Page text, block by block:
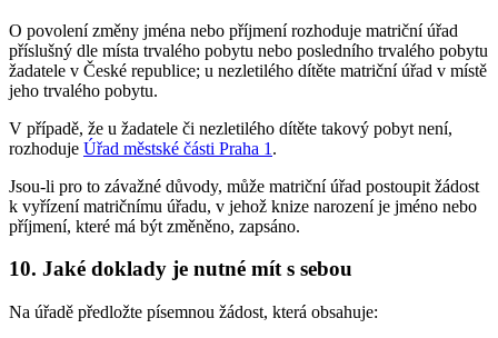
O povolení změny jména nebo příjmení rozhoduje matriční úřad
příslušný dle místa trvalého pobytu nebo posledního trvalého pobytu
žadatele v České republice; u nezletilého dítěte matriční úřad v místě
jeho trvalého pobytu.
V případě, že u žadatele či nezletilého dítěte takový pobyt není,
rozhoduje Úřad městské části Praha 1 .
Jsou-li pro to závažné důvody, může matriční úřad postoupit žádost
k vyřízení matričnímu úřadu, v jehož knize narození je jméno nebo
příjmení, které má být změněno, zapsáno.
10. Jaké doklady je nutné mít s sebou
Na úřadě předložte písemnou žádost, která obsahuje: